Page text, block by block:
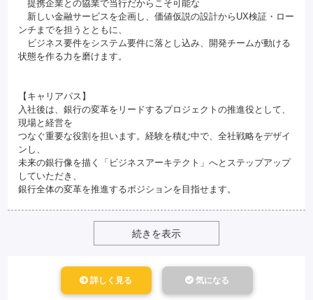
提携企業との協業で当行だからこそ可能な
新しい金融サービスを企画し、価値仮説の設計からUX検証・ロー
ンチまでを担うとともに、
ビジネス要件をシステム要件に落とし込み、開発チームが動ける
状態を作る力を磨けます。
【キャリアパス】
入社後は、銀行の変革をリードするプロジェクトの推進役として、
現場と経営を
つなぐ重要な役割を担います。経験を積む中で、全社戦略をデザイ
ンし、
未来の銀行像を描く「ビジネスアーキテクト」へとステップアップ
していただき、
銀行全体の変革を推進するポジションを目指せます。
続きを表示
詳しく見る 気になる